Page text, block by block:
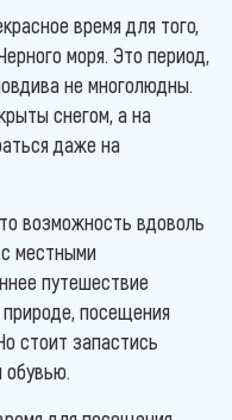
время для того,
моря. Это период,
не многолюдны.
снегом, а на
даже на
возможность вдоволь
местными
путешествие
посещения
стоит запастись